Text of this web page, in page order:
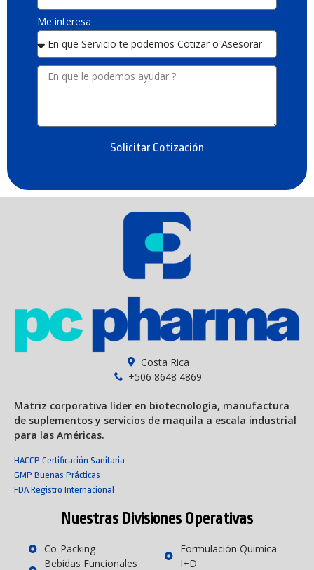
Me interesa
Solicitar Cotización
Costa Rica
+506 8648 4869
Matriz corporativa líder en biotecnología, manufactura
de suplementos y servicios de maquila a escala industrial
para las Américas.
HACCP Certificación Sanitaria
GMP Buenas Prácticas
FDA Registro Internacional
Nuestras Divisiones Operativas
Co-Packing
Bebidas Funcionales
Formulación Quimica
I+D